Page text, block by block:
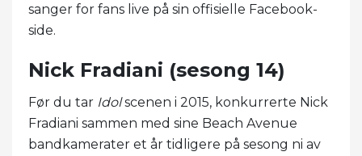
sanger for fans live på sin offisielle Facebook-
side.
Nick Fradiani (sesong 14)
Før du tar Idolscenen i 2015, konkurrerte Nick
Fradiani sammen med sine Beach Avenue
bandkamerater et år tidligere på sesong ni av